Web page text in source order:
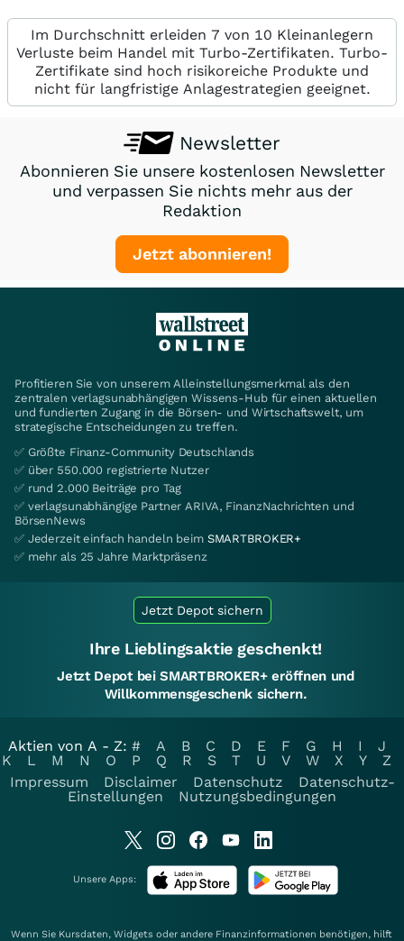
Im Durchschnitt erleiden 7 von 10 Kleinanlegern
Verluste beim Handel mit Turbo-Zertifikaten. Turbo-
Zertifikate sind hoch risikoreiche Produkte und
nicht für langfristige Anlagestrategien geeignet.
Newsletter
Abonnieren Sie unsere kostenlosen Newsletter
und verpassen Sie nichts mehr aus der
Redaktion
Jetzt abonnieren!
Profitieren Sie von unserem Alleinstellungsmerkmal als den
zentralen verlagsunabhängigen Wissens-Hub für einen aktuellen
und fundierten Zugang in die Börsen- und Wirtschaftswelt, um
strategische Entscheidungen zu treffen.
✅ Größte Finanz-Community Deutschlands
✅ über 550.000 registrierte Nutzer
✅ rund 2.000 Beiträge pro Tag
✅ verlagsunabhängige Partner ARIVA, FinanzNachrichten und
BörsenNews
✅ Jederzeit einfach handeln beim SMARTBROKER+
✅ mehr als 25 Jahre Marktpräsenz
Jetzt Depot sichern
Ihre Lieblingsaktie geschenkt!
Jetzt Depot bei SMARTBROKER+ eröffnen und
Willkommensgeschenk sichern.
Aktien von A - Z: # A B C D E F G H I
J
K
L M N O P Q R S T U V W X Y
Z
Impressum
Disclaimer Datenschutz
Datenschutz-
Einstellungen
Nutzungsbedingungen
Unsere Apps:
Wenn Sie Kursdaten, Widgets oder andere Finanzinformationen benötigen, hilft